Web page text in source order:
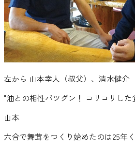
左から 山本幸人（叔父）、清水健介（
"油との相性バツグン！ コリコリした
山本
六合で舞茸をつくり始めたのは25年